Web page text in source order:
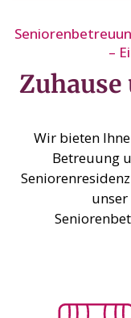
–
Wir bieten
Betreuung